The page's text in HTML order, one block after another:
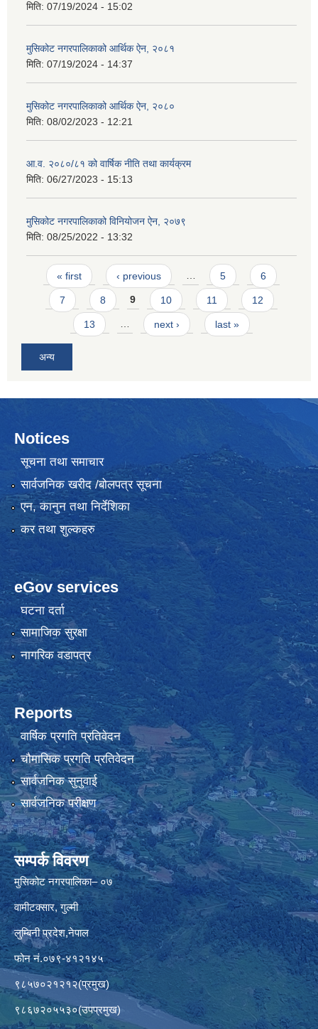
मिति: 07/19/2024 - 15:02
मुसिकोट नगरपालिकाको आर्थिक ऐन, २०८१
मिति: 07/19/2024 - 14:37
मुसिकोट नगरपालिकाको आर्थिक ऐन, २०८०
मिति: 08/02/2023 - 12:21
आ.व. २०८०/८१ को वार्षिक नीति तथा कार्यक्रम
मिति: 06/27/2023 - 15:13
मुसिकोट नगरपालिकाको विनियोजन ऐन, २०७९
मिति: 08/25/2022 - 13:32
Pages
« first ‹ previous … 5 6
7 8 9 10 11 12
13 … next › last »
अन्य
Notices
सूचना तथा समाचार
सार्वजनिक खरीद /बोलपत्र सूचना
एन, कानुन तथा निर्देशिका
कर तथा शुल्कहरु
eGov services
घटना दर्ता
सामाजिक सुरक्षा
नागरिक वडापत्र
Reports
वार्षिक प्रगति प्रतिवेदन
चौमासिक प्रगति प्रतिवेदन
सार्वजनिक सुनुवाई
सार्वजनिक परीक्षण
सम्पर्क विवरण
मुसिकोट नगरपालिका– ०७
वामीटक्सार, गुल्मी
लुम्बिनी प्रदेश,नेपाल
फोन नं.०७९-४१२१४५
९८५७०२१२१२(प्रमुख)
९८६७२०५५३०(उपप्रमुख)